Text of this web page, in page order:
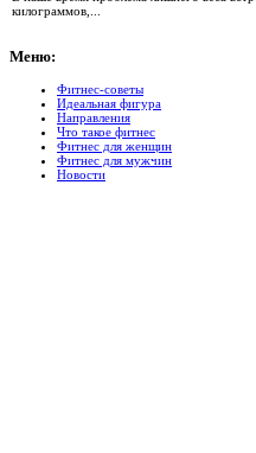
килограммов,...
Меню:
Фитнес-советы
Идеальная фигура
Направления
Что такое фитнес
Фитнес для женщин
Фитнес для мужчин
Новости